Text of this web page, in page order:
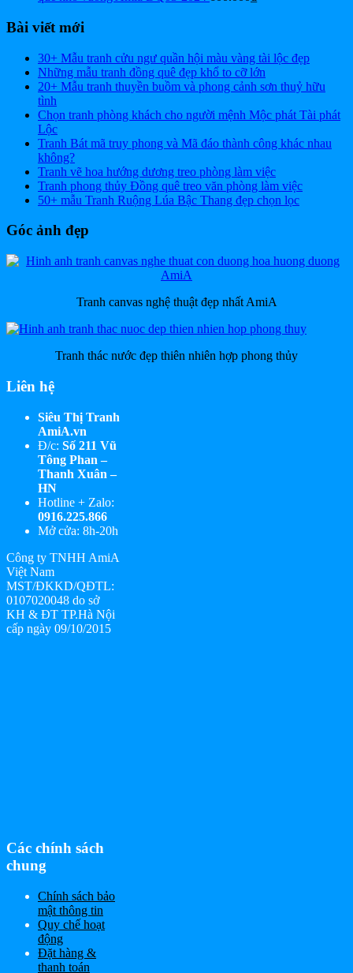
Bài viết mới
30+ Mẫu tranh cửu ngư quần hội màu vàng tài lộc đẹp
Những mẫu tranh đồng quê đẹp khổ to cỡ lớn
20+ Mẫu tranh thuyền buồm và phong cảnh sơn thuỷ hữu
tình
Chọn tranh phòng khách cho người mệnh Mộc phát Tài phát
Lộc
Tranh Bát mã truy phong và Mã đáo thành công khác nhau
không?
Tranh vẽ hoa hướng dương treo phòng làm việc
Tranh phong thủy Đồng quê treo văn phòng làm việc
50+ mẫu Tranh Ruộng Lúa Bậc Thang đẹp chọn lọc
Góc ảnh đẹp
Tranh canvas nghệ thuật đẹp nhất AmiA
Tranh thác nước đẹp thiên nhiên hợp phong thủy
Liên hệ
Siêu Thị Tranh
AmiA.vn
Đ/c: Số 211 Vũ
Tông Phan –
Thanh Xuân –
HN
Hotline + Zalo:
0916.225.866
Mở cửa: 8h-20h
Công ty TNHH AmiA
Việt Nam
MST/ĐKKD/QĐTL:
0107020048 do sở
KH & ĐT TP.Hà Nội
cấp ngày 09/10/2015
Các chính sách
chung
Chính sách bảo
mật thông tin
Quy chế hoạt
động
Đặt hàng &
thanh toán